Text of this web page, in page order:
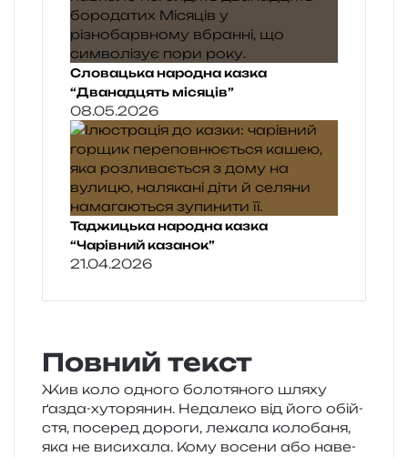
Словацька народна казка
“Дванадцять місяців”
08.05.2026
Таджицька народна казка
“Чарівний казанок”
21.04.2026
Повний текст
Жив коло одно­го боло­тя­но­го шляху
ґазда-хуто­ря­нин. Недалеко від його обій­
стя, посе­ред доро­ги, лежа­ла коло­ба­ня,
яка не виси­ха­ла. Кому восе­ни або наве­